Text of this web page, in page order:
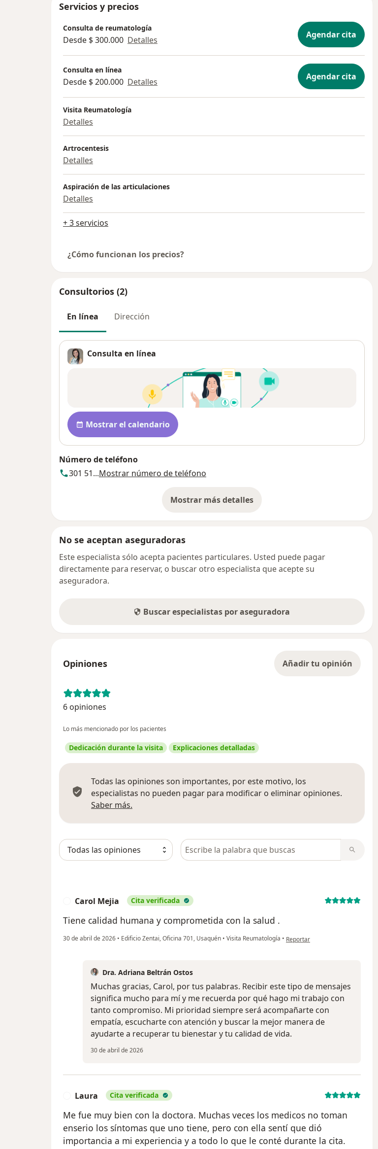
Servicios y precios
Consulta de reumatología
Desde $ 300.000 Detalles Agendar cita
Consulta en línea
Desde $ 200.000 Detalles Agendar cita
Visita Reumatología
Detalles
Artrocentesis
Detalles
Aspiración de las articulaciones
Detalles
+ 3 servicios
¿Cómo funcionan los precios?
Consultorios (2)
En línea Dirección
Consulta en línea
Disponibilidad
Mostrar el calendario
Número de teléfono
301 51...Mostrar número de teléfono
Mostrar más detalles
sobre la dirección
No se aceptan aseguradoras
Este especialista sólo acepta pacientes particulares. Usted puede pagar
directamente para reservar, o buscar otro especialista que acepte su
aseguradora.
Buscar especialistas por aseguradora
Opiniones Añadir tu opinión
6 opiniones
Lo más mencionado por los pacientes
Dedicación durante la visita Explicaciones detalladas
Todas las opiniones son importantes, por este motivo, los
especialistas no pueden pagar para modificar o eliminar opiniones.
Saber más.
Busca en opiniones
Carol Mejia Cita verificada
Tiene calidad humana y comprometida con la salud .
30 de abril de 2026 • Edificio Zentai, Oficina 701, Usaquén • Visita Reumatología • en opinión del usuario Carol Mejia
Reportar
Dra. Adriana Beltrán Ostos
Muchas gracias, Carol, por tus palabras. Recibir este tipo de mensajes
significa mucho para mí y me recuerda por qué hago mi trabajo con
tanto compromiso. Mi prioridad siempre será acompañarte con
empatía, escucharte con atención y buscar la mejor manera de
ayudarte a recuperar tu bienestar y tu calidad de vida.
30 de abril de 2026
Laura Cita verificada
Me fue muy bien con la doctora. Muchas veces los medicos no toman
enserio los síntomas que uno tiene, pero con ella sentí que dió
importancia a mi experiencia y a todo lo que le conté durante la cita.